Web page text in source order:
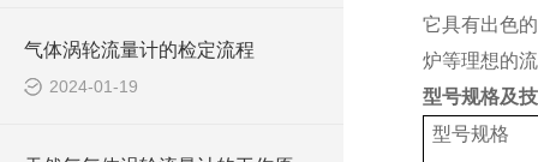
气体涡轮流量计的检定流程
2024-01-19
它具有出色
炉等理想的
型号规格及
型号规格